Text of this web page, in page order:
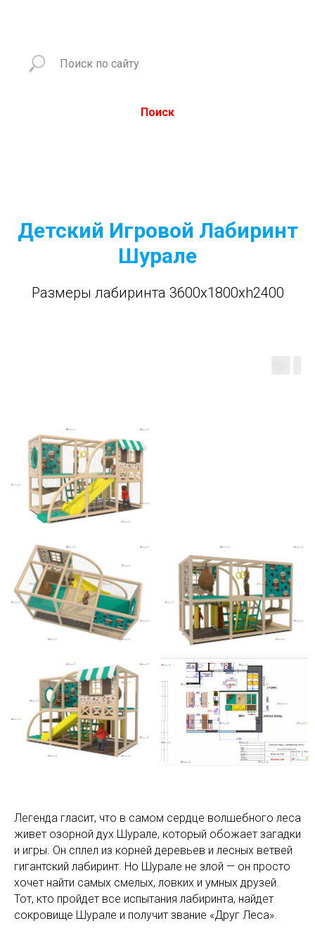
Поиск
Детский Игровой Лабиринт
Шурале
Размеры лабиринта 3600x1800xh2400
Легенда гласит, что в самом сердце волшебного леса
живет озорной дух Шурале, который обожает загадки
и игры. Он сплел из корней деревьев и лесных ветвей
гигантский лабиринт. Но Шурале не злой — он просто
хочет найти самых смелых, ловких и умных друзей.
Тот, кто пройдет все испытания лабиринта, найдет
сокровище Шурале и получит звание «Друг Леса».